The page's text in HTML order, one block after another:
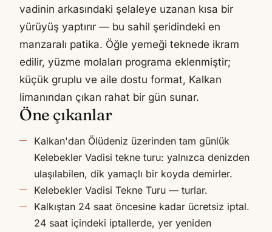
vadinin arkasındaki şelaleye uzanan kısa bir
yürüyüş yaptırır — bu sahil şeridindeki en
manzaralı patika. Öğle yemeği teknede ikram
edilir, yüzme molaları programa eklenmiştir;
küçük gruplu ve aile dostu format, Kalkan
limanından çıkan rahat bir gün sunar.
Öne çıkanlar
Kalkan'dan Ölüdeniz üzerinden tam günlük
Kelebekler Vadisi tekne turu: yalnızca denizden
ulaşılabilen, dik yamaçlı bir koyda demirler.
Kelebekler Vadisi Tekne Turu — turlar.
Kalkıştan 24 saat öncesine kadar ücretsiz iptal.
24 saat içindeki iptallerde, yer yeniden